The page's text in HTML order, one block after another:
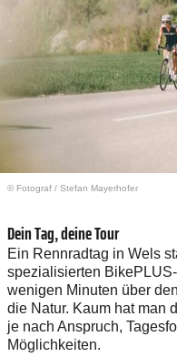
© Fotograf / Stefan Mayerhofer
Dein Tag, deine Tour
Ein Rennradtag in Wels
spezialisierten
wenigen Minuten über
die Natur. Kaum hat man
je nach Anspruch,
Möglichkeiten.